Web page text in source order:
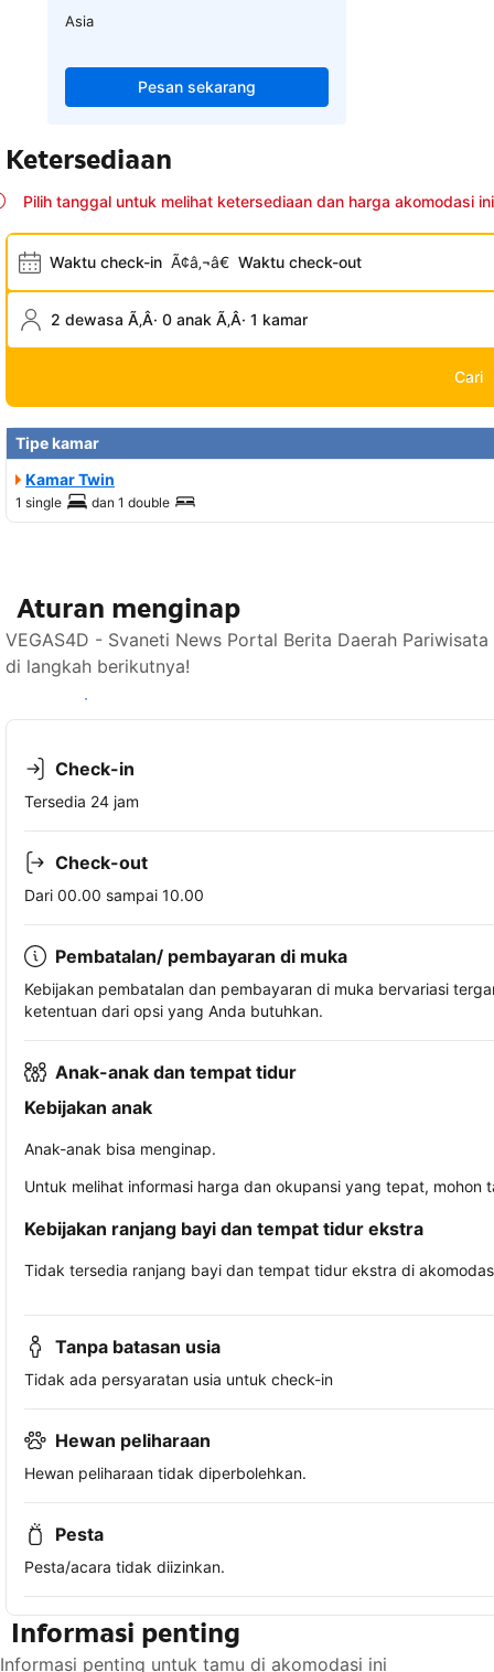
Asia
Pesan sekarang
Ketersediaan
Pilih tanggal untuk melihat ketersediaan dan harga akomodasi ini
Waktu check-in Ã¢â‚¬â€ Waktu check-out
2 dewasa Ã‚Â· 0 anak Ã‚Â· 1 kamar
Cari
Tipe kamar
Kamar Twin
1 single dan 1 double
Aturan menginap
VEGAS4D - Svaneti News Portal Berita Daerah
di langkah berikutnya!
Lihat ketersediaan
Check-in
Tersedia 24 jam
Check-out
Dari 00.00 sampai 10.00
Pembatalan/ pembayaran di muka
Kebijakan pembatalan dan pembayaran di muka bervariasi
ketentuan dari opsi yang Anda butuhkan.
Anak-anak dan tempat tidur
Kebijakan anak
Anak-anak bisa menginap.
Untuk melihat informasi harga dan okupansi yang tepat,
Kebijakan ranjang bayi dan tempat tidur ekstra
Tidak tersedia ranjang bayi dan tempat tidur ekstra di
Tanpa batasan usia
Tidak ada persyaratan usia untuk check-in
Hewan peliharaan
Hewan peliharaan tidak diperbolehkan.
Pesta
Pesta/acara tidak diizinkan.
Informasi penting
Informasi penting untuk tamu di akomodasi ini